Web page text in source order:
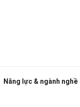
Năng lực & ngành nghề